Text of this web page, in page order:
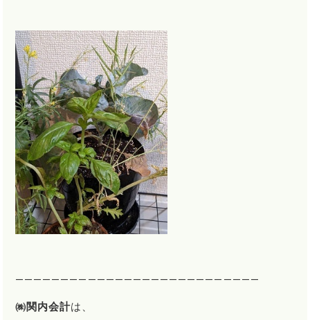
―――――――――――――――――――――――――――
㈱関内会計は、